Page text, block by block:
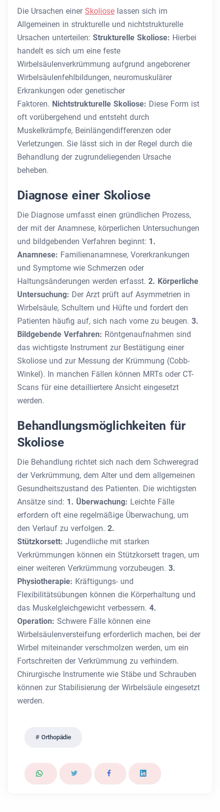
Die Ursachen einer Skoliose lassen sich im
Allgemeinen in strukturelle und nichtstrukturelle
Ursachen unterteilen: Strukturelle Skoliose: Hierbei
handelt es sich um eine feste
Wirbelsäulenverkrümmung aufgrund angeborener
Wirbelsäulenfehlbildungen, neuromuskulärer
Erkrankungen oder genetischer
Faktoren. Nichtstrukturelle Skoliose: Diese Form ist
oft vorübergehend und entsteht durch
Muskelkrämpfe, Beinlängendifferenzen oder
Verletzungen. Sie lässt sich in der Regel durch die
Behandlung der zugrundeliegenden Ursache
beheben.
Diagnose einer Skoliose
Die Diagnose umfasst einen gründlichen Prozess,
der mit der Anamnese, körperlichen Untersuchungen
und bildgebenden Verfahren beginnt: 1.
Anamnese: Familienanamnese, Vorerkrankungen
und Symptome wie Schmerzen oder
Haltungsänderungen werden erfasst. 2. Körperliche
Untersuchung: Der Arzt prüft auf Asymmetrien in
Wirbelsäule, Schultern und Hüfte und fordert den
Patienten häufig auf, sich nach vorne zu beugen. 3.
Bildgebende Verfahren: Röntgenaufnahmen sind
das wichtigste Instrument zur Bestätigung einer
Skoliose und zur Messung der Krümmung (Cobb-
Winkel). In manchen Fällen können MRTs oder CT-
Scans für eine detailliertere Ansicht eingesetzt
werden.
Behandlungsmöglichkeiten für
Skoliose
Die Behandlung richtet sich nach dem Schweregrad
der Verkrümmung, dem Alter und dem allgemeinen
Gesundheitszustand des Patienten. Die wichtigsten
Ansätze sind: 1. Überwachung: Leichte Fälle
erfordern oft eine regelmäßige Überwachung, um
den Verlauf zu verfolgen. 2.
Stützkorsett: Jugendliche mit starken
Verkrümmungen können ein Stützkorsett tragen, um
einer weiteren Verkrümmung vorzubeugen. 3.
Physiotherapie: Kräftigungs- und
Flexibilitätsübungen können die Körperhaltung und
das Muskelgleichgewicht verbessern. 4.
Operation: Schwere Fälle können eine
Wirbelsäulenversteifung erforderlich machen, bei der
Wirbel miteinander verschmolzen werden, um ein
Fortschreiten der Verkrümmung zu verhindern.
Chirurgische Instrumente wie Stäbe und Schrauben
können zur Stabilisierung der Wirbelsäule eingesetzt
werden.
Orthopädie